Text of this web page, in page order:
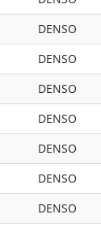
DENSO
DENSO
DENSO
DENSO
DENSO
DENSO
DENSO